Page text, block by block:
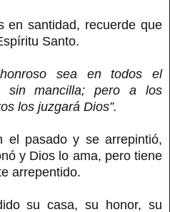
en santidad, recuerde que
Santo.
sea en todos el
sin mancilla; pero a los
los juzgará Dios”.
el pasado y se arrepintió,
y Dios lo ama, pero tiene
arrepentido.
su casa, su honor, su